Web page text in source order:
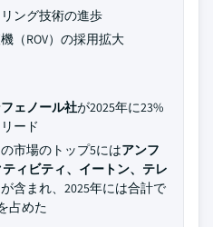
ング技術の進歩
（ROV）の採用拡大
ェノール社が2025年に23%
ード
市場のトップ5にはアンフ
ィビティ、イートン、テレ
が含まれ、2025年には合計で
占めた